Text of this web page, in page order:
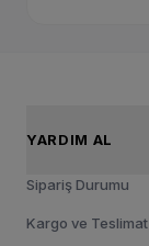
YARDIM AL
Sipariş Durumu
Kargo ve Teslimat